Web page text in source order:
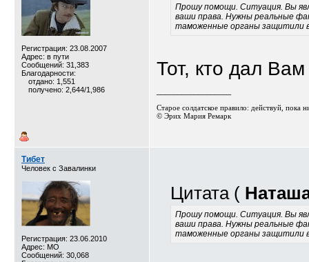
Регистрация: 23.08.2007
Адрес: в пути
Сообщений: 31,383
Благодарности:
отдано: 1,551
получено: 2,644/1,986
Прошу помощи. Ситуация. Вы
ваши права. Нужны реальные
таможенные органы защитили
Тот, кто дал
Старое солдатское правило: действуй, пока
© Эрих Мария Ремарк⁠⁠
Тибет
Человек с Завалинки
Регистрация: 23.06.2010
Адрес: МО
Сообщений: 30,068
Цитата (
Прошу помощи. Ситуация. Вы
ваши права. Нужны реальные
таможенные органы защитили